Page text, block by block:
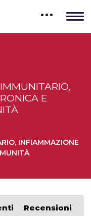
E
INFIAMMAZIONE
Recensioni